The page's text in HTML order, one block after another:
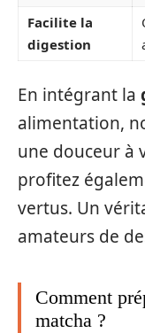
Facilite la
digestion
En intégrant la
alimentation,
une douceur à
profitez
vertus. Un
amateurs de
Comment
matcha ?